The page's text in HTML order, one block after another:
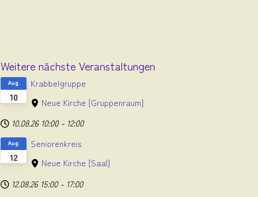
Weitere nächste Veranstaltungen
10
Aug.
Krabbelgruppe
Neue Kirche [Gruppenraum]
10.08.26 10:00 - 12:00
12
Aug.
Seniorenkreis
Neue Kirche [Saal]
12.08.26 15:00 - 17:00